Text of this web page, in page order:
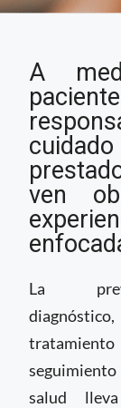
digital
A
ven
La
diagnóstico,
salud